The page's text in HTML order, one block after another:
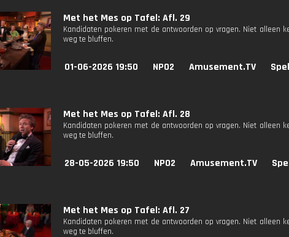
Met het Mes op Tafel: Afl. 29
Kandidaten pokeren met de antwoorden op vragen. Niet alleen
weg te bluffen.
01-06-2026 19:50 NPO2 Amusement.TV
Met het Mes op Tafel: Afl. 28
Kandidaten pokeren met de antwoorden op vragen. Niet alleen
weg te bluffen.
28-05-2026 19:50 NPO2 Amusement.TV
Met het Mes op Tafel: Afl. 27
Kandidaten pokeren met de antwoorden op vragen. Niet alleen
weg te bluffen.